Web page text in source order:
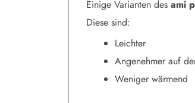
Einige Varianten des ami
Diese sind:
Leichter
Angenehmer auf
Weniger wärmend